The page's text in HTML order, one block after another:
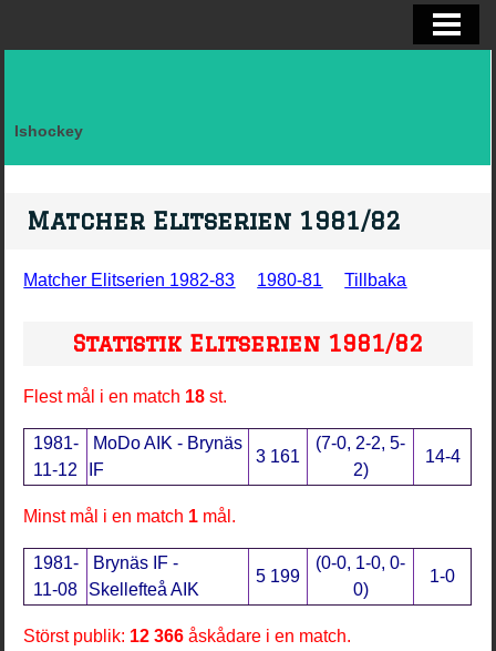
BRYNÄS IF DAM
KONTAKTA
Ishockey
Matcher Elitserien 1981/82
Matcher Elitserien 1982-83 1980-81 Tillbaka
Statistik Elitserien 1981/82
Flest mål i en match 18 st.
1981-
11-12
MoDo AIK - Brynäs
IF
3 161
(7-0, 2-2, 5-
2)
14-4
Minst mål i en match 1 mål.
1981-
11-08
Brynäs IF -
Skellefteå AIK
5 199
(0-0, 1-0, 0-
0)
1-0
Störst publik: 12 366 åskådare i en match.